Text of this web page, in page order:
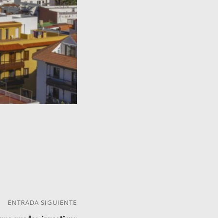
ENTRADA SIGUIENTE